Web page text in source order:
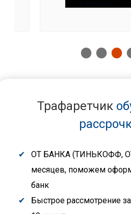
Трафаретчик
ОТ БАНКА (ТИНЬКОФФ,
месяцев, поможем
банк
Быстрое рассмотрение